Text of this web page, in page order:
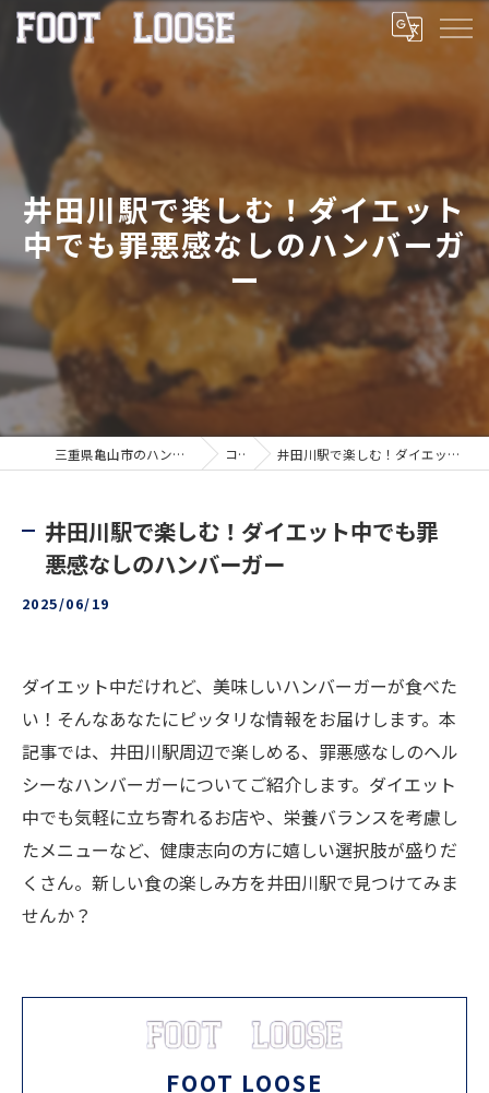
井田川駅で楽しむ！ダイエット
中でも罪悪感なしのハンバーガ
ー
三重県亀山市のハンバーガーならFOOT LOOSE コラム 井田川駅で楽しむ！ダイエット中でも罪悪感なしのハンバーガー
井田川駅で楽しむ！ダイエット中でも罪
悪感なしのハンバーガー
2025/06/19
ダイエット中だけれど、美味しいハンバーガーが食べた
い！そんなあなたにピッタリな情報をお届けします。本
記事では、井田川駅周辺で楽しめる、罪悪感なしのヘル
シーなハンバーガーについてご紹介します。ダイエット
中でも気軽に立ち寄れるお店や、栄養バランスを考慮し
たメニューなど、健康志向の方に嬉しい選択肢が盛りだ
くさん。新しい食の楽しみ方を井田川駅で見つけてみま
せんか？
FOOT LOOSE